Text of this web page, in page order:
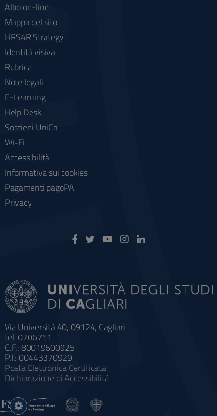
Via Università 40, 09124, Cagliari
tel. 0706751
C.F.: 80019600925
P.I.: 00443370929
Posta Elettronica Certificata
Dichiarazione di Accessibilità
Albo on-line
Mappa del sito
HRS4R Strategy
Identità visiva
Rubrica
Note legali
E-Learning
Help Desk
Sostieni UniCa
Wi-Fi
Accessibilità
Informativa sui cookies
Pagamenti pagoPA
Privacy
Impostazioni
cookie